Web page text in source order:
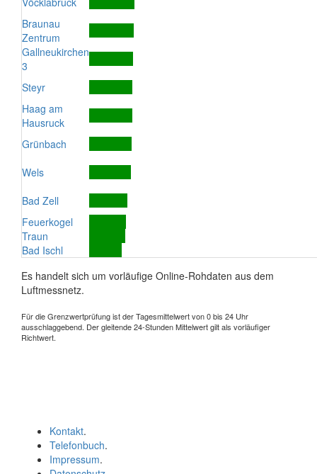
Braunau
Zentrum
Gallneukirchen
3
Steyr
Haag am
Hausruck
Grünbach
Wels
Bad Zell
Feuerkogel
Traun
Bad Ischl
Es handelt sich um vorläufige Online-Rohdaten aus dem
Luftmessnetz.
Für die Grenzwertprüfung ist der Tagesmittelwert von 0 bis 24 Uhr
ausschlaggebend. Der gleitende 24-Stunden Mittelwert gilt als vorläufiger
Richtwert.
Kontakt.
Telefonbuch.
Impressum.